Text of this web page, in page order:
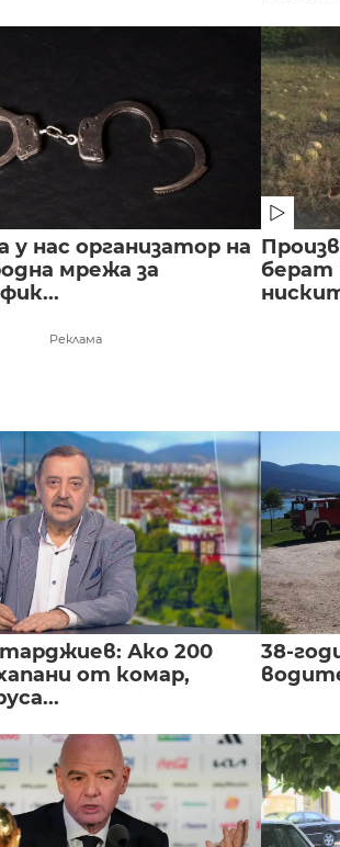
у нас организатор на
мрежа за
берат
Реклама
Ако 200
от комар,
38-